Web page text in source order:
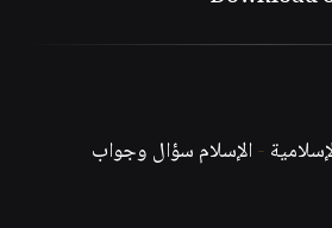
-الإسلام سؤال وجواب